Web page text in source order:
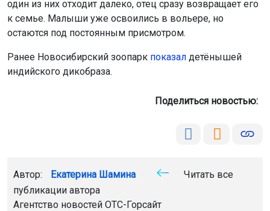
один из них отходит далеко, отец сразу возвращает его
к семье. Малыши уже освоились в вольере, но
остаются под постоянным присмотром.
Ранее Новосибирский зоопарк показал детёнышей
индийского дикобраза.
Поделиться новостью:
Автор: Екатерина Шамина
Читать все
публикации автора
Агентство новостей ОТС-Горсайт